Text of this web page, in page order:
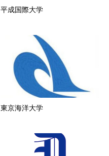
平成国際大学
東京海洋大学